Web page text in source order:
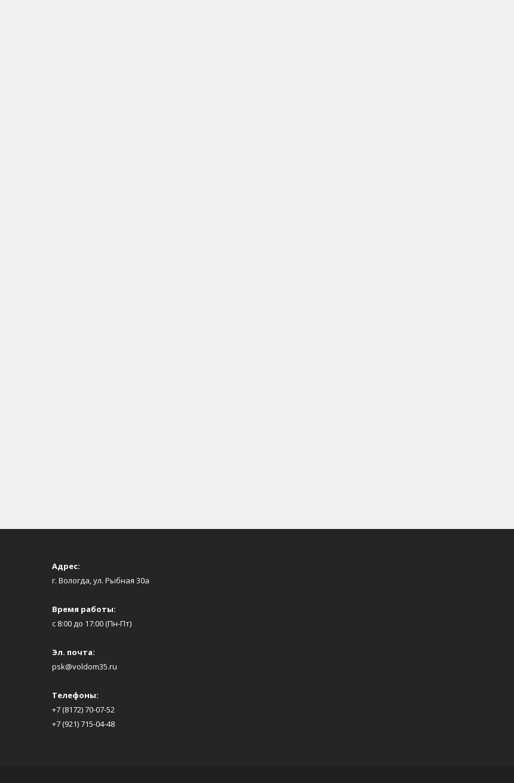
Адрес:
г. Вологда, ул. Рыбная 30а
Время работы:
с 8:00 до 17:00 (Пн-Пт)
Эл. почта:
psk@voldom35.ru
Телефоны:
+7 (8172) 70-07-52
+7 (921) 715-04-48